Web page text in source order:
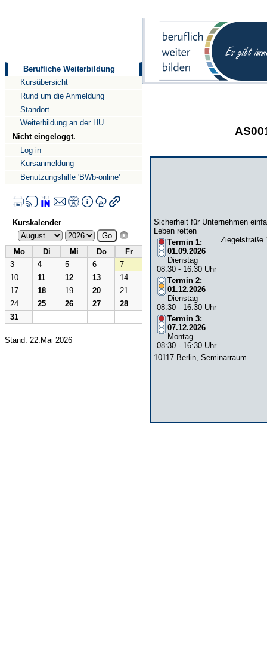
Berufliche Weiterbildung
Kursübersicht
Rund um die Anmeldung
Standort
Weiterbildung an der HU
Nicht eingeloggt.
Log-in
Kursanmeldung
Benutzungshilfe 'BWb-online'
Kurskalender
Mo Di Mi Do
Fr
3
4 5 6
7
10
11 12 13
14
17
18 19 20
21
24
25 26 27
28
31
Stand: 22.Mai 2026
Sicherheit für Unternehmen
Leben retten
Termin 1:
01.09.2026
Dienstag
08:30 - 16:30 Uhr
Termin 2:
01.12.2026
Dienstag
08:30 - 16:30 Uhr
Termin 3:
07.12.2026
Montag
08:30 - 16:30 Uhr
Ziegelstraße
10117 Berlin, Seminarraum